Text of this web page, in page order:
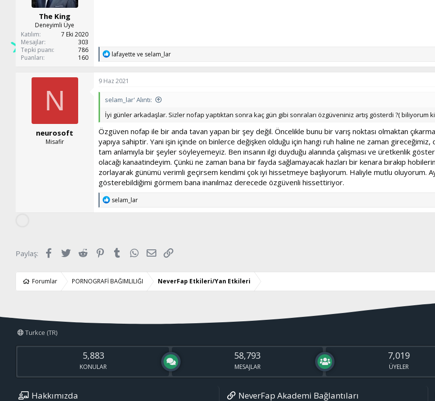
The King
Deneyimli Üye
Katılım
7 Eki 2020
Mesajlar
303
Tepki puanı
786
Puanları
160
T
p
i
e
lafayette ve selam_lar
N
neurosoft
Misafir
9 Haz 2021
selam_lar' Alıntı:
İyi günler arkadaşlar. Sizler nofap yaptıktan sonra kaç gün gibi sonraları özgüveniniz artış gösterdi ?( biliyorum
Özgüven nofap ile bir anda tavan yapan bir şey değil. Öncelikle bunu bir varış noktası olmaktan
yapıya sahiptir. Yani işin içinde on binlerce değişken olduğu için hangi ruh haline ne zaman gireceğimiz,
tam anlamıyla bir şeyler söyleyemeyiz. Ben insanın ilgi duyduğu alanında çalışması ve üretkenlik
olacağı kanaatindeyim. Çünkü ne zaman bana bir fayda sağlamayacak hazları bir kenara bırakıp
zorlayarak günümü verimli geçirsem kendimi çok iyi hissetmeye başlıyorum. Haliyle mutlu oluyorum.
gösterebildiğimi görmem bana inanılmaz derecede özgüvenli hissettiriyor.
T
p
selam_lar
Paylaş: FacebookTwitterReddit PinterestTumblrWhatsApp
E-posta
Forumlar PORNOGRAFİ BAĞIMLILIĞI NeverFap Etkileri/Yan Etkileri
Turkce (TR)
5,883
KONULAR
58,793
MESAJLAR
7,019
ÜYELER
Hakkımızda NeverFap Akademi Bağlantıları